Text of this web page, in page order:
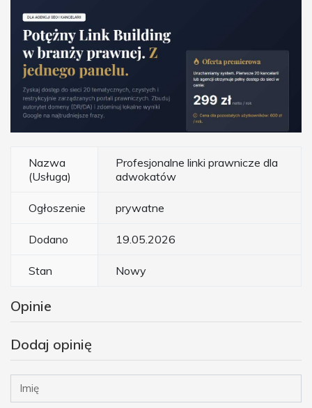
Nazwa
(Usługa)
Profesjonalne linki prawnicze dla
adwokatów
Ogłoszenie prywatne
Dodano 19.05.2026
Stan Nowy
Opinie
Dodaj opinię